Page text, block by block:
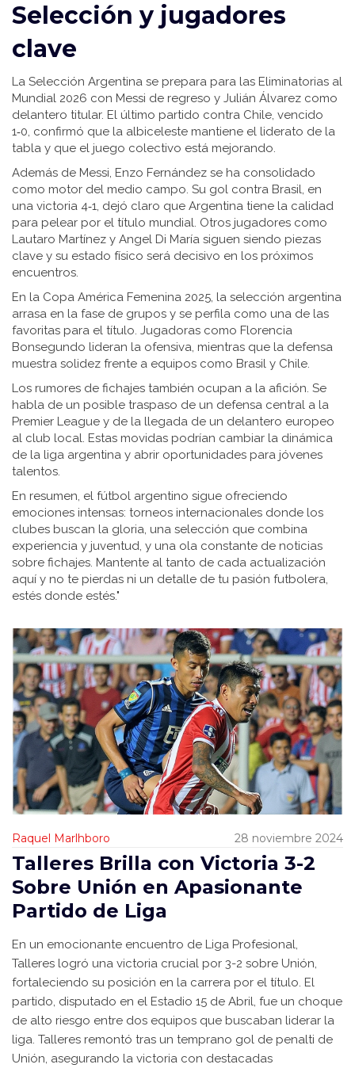
Selección y jugadores
clave
La Selección Argentina se prepara para las Eliminatorias al
Mundial 2026 con Messi de regreso y Julián Álvarez como
delantero titular. El último partido contra Chile, vencido
1‑0, confirmó que la albiceleste mantiene el liderato de la
tabla y que el juego colectivo está mejorando.
Además de Messi, Enzo Fernández se ha consolidado
como motor del medio campo. Su gol contra Brasil, en
una victoria 4‑1, dejó claro que Argentina tiene la calidad
para pelear por el título mundial. Otros jugadores como
Lautaro Martínez y Angel Di María siguen siendo piezas
clave y su estado físico será decisivo en los próximos
encuentros.
En la Copa América Femenina 2025, la selección argentina
arrasa en la fase de grupos y se perfila como una de las
favoritas para el título. Jugadoras como Florencia
Bonsegundo lideran la ofensiva, mientras que la defensa
muestra solidez frente a equipos como Brasil y Chile.
Los rumores de fichajes también ocupan a la afición. Se
habla de un posible traspaso de un defensa central a la
Premier League y de la llegada de un delantero europeo
al club local. Estas movidas podrían cambiar la dinámica
de la liga argentina y abrir oportunidades para jóvenes
talentos.
En resumen, el fútbol argentino sigue ofreciendo
emociones intensas: torneos internacionales donde los
clubes buscan la gloria, una selección que combina
experiencia y juventud, y una ola constante de noticias
sobre fichajes. Mantente al tanto de cada actualización
aquí y no te pierdas ni un detalle de tu pasión futbolera,
estés donde estés."
Raquel Marlhboro 28 noviembre 2024
Talleres Brilla con Victoria 3-2
Sobre Unión en Apasionante
Partido de Liga
En un emocionante encuentro de Liga Profesional,
Talleres logró una victoria crucial por 3-2 sobre Unión,
fortaleciendo su posición en la carrera por el título. El
partido, disputado en el Estadio 15 de Abril, fue un choque
de alto riesgo entre dos equipos que buscaban liderar la
liga. Talleres remontó tras un temprano gol de penalti de
Unión, asegurando la victoria con destacadas